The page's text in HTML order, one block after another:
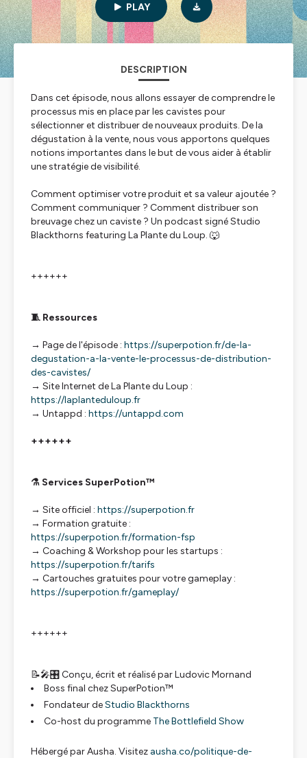
PLAY
DESCRIPTION
Dans cet épisode, nous allons essayer de comprendre le
processus mis en place par les cavistes pour
sélectionner et distribuer de nouveaux produits. De la
dégustation à la vente, nous vous apportons quelques
notions importantes dans le but de vous aider à établir
une stratégie de visibilité.
Comment optimiser votre produit et sa valeur ajoutée ?
Comment communiquer ? Comment distribuer son
breuvage chez un caviste ? Un podcast signé Studio
Blackthorns featuring La Plante du Loup. 🐺
++++++
🧵 Ressources
→ Page de l'épisode : https://superpotion.fr/de-la-
degustation-a-la-vente-le-processus-de-distribution-
des-cavistes/
→ Site Internet de La Plante du Loup :
https://laplanteduloup.fr
→ Untappd : https://untappd.com
++++++
⚗️ Services SuperPotion™
→ Site officiel : https://superpotion.fr
→ Formation gratuite :
https://superpotion.fr/formation-fsp
→ Coaching & Workshop pour les startups :
https://superpotion.fr/tarifs
→ Cartouches gratuites pour votre gameplay :
https://superpotion.fr/gameplay/
++++++
📝🎤🎛️ Conçu, écrit et réalisé par Ludovic Mornand
Boss final chez SuperPotion™
Fondateur deStudio Blackthorns
Co-host du programme The Bottlefield Show
Hébergé par Ausha. Visitez ausha.co/politique-de-